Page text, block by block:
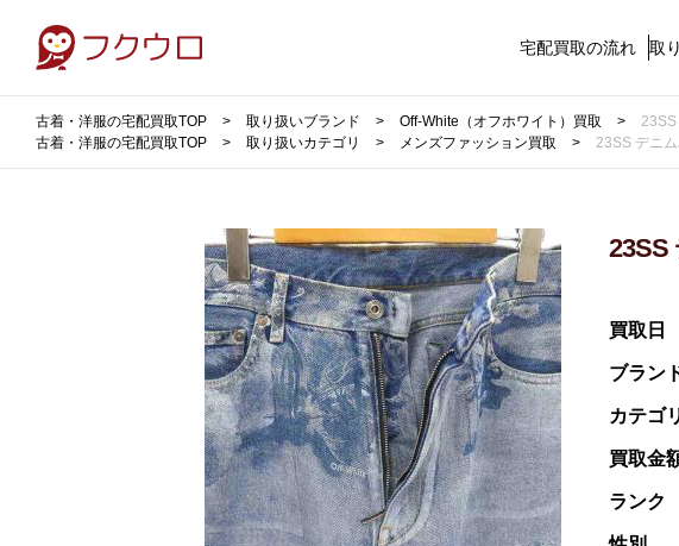
宅配買取の流れ 取
古着・洋服の宅配買取TOP 取り扱いブランド Off-White（オフホワイト）買取
23SS
古着・洋服の宅配買取TOP
取り扱いカテゴリ メンズファッション買取 23SS デニ
23SS
買取日
ブラン
カテゴ
買取金
ランク